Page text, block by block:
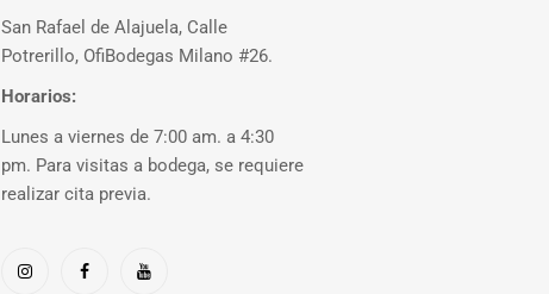
San Rafael de Alajuela, Calle
Potrerillo, OfiBodegas Milano #26.
Horarios:
Lunes a viernes de 7:00 am. a 4:30
pm. Para visitas a bodega, se requiere
realizar cita previa.